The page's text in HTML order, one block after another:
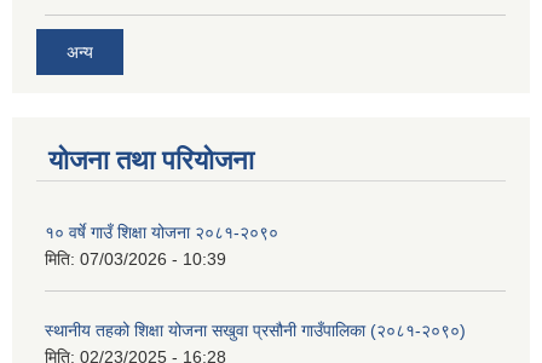
अन्य
योजना तथा परियोजना
१० वर्षे गाउँ शिक्षा योजना २०८१-२०९०
मिति: 07/03/2026 - 10:39
स्थानीय तहको शिक्षा योजना सखुवा प्रसौनी गाउँपालिका (२०८१-२०९०)
मिति: 02/23/2025 - 16:28